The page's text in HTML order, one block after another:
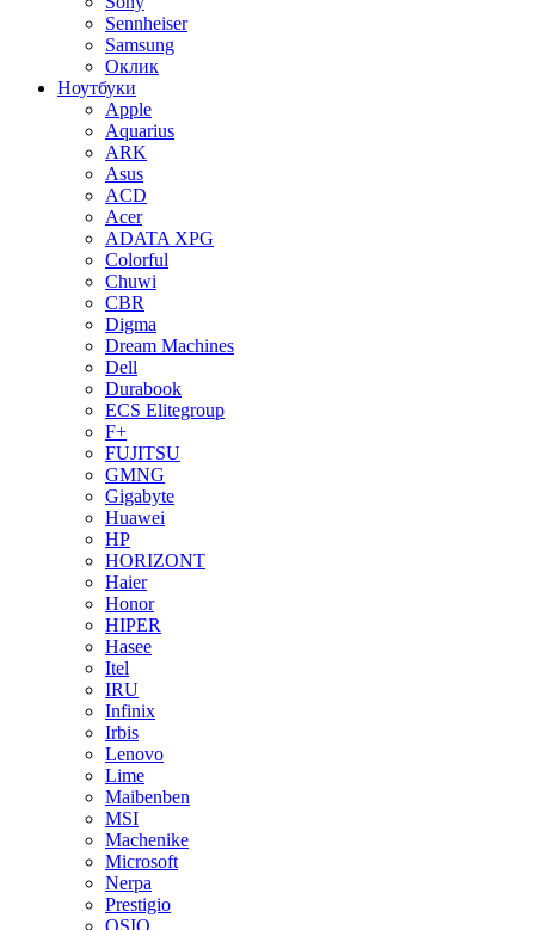
Sennheiser
Samsung
Оклик
Ноутбуки
Apple
Aquarius
ARK
Asus
ACD
Acer
ADATA XPG
Colorful
Chuwi
CBR
Digma
Dream Machines
Dell
Durabook
ECS Elitegroup
F+
FUJITSU
GMNG
Gigabyte
Huawei
HP
HORIZONT
Haier
Honor
HIPER
Hasee
Itel
IRU
Infinix
Irbis
Lenovo
Lime
Maibenben
MSI
Machenike
Microsoft
Nerpa
Prestigio